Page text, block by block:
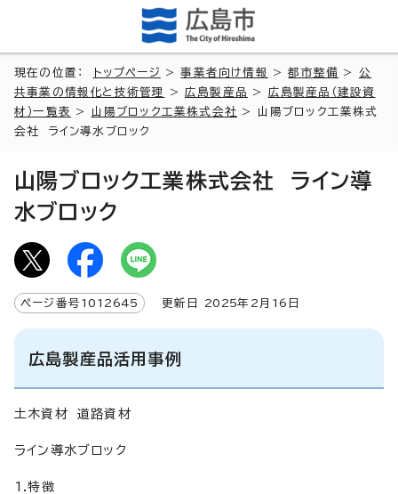
現在の位置： トップページ >事業者向け情報 >都市整備 > 公
共事業の情報化と技術管理
>広島製産品 > 広島製産品（建設資
材）一覧表
> 山陽ブロック工業株式会社 > 山陽ブロック工業株式
会社 ライン導水ブロック
山陽ブロック工業株式会社 ライン導
水ブロック
ページ番号 1012645 更新日 2025年2月 16 日
広島製産品活用事例
土木資材 道路資材
ライン導水ブロック
1.特徴